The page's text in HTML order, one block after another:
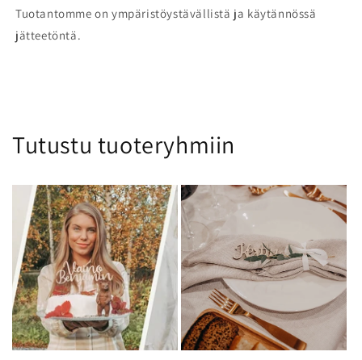
Tuotantomme on ympäristöystävällistä ja käytännössä
jätteetöntä.
Tutustu tuoteryhmiin